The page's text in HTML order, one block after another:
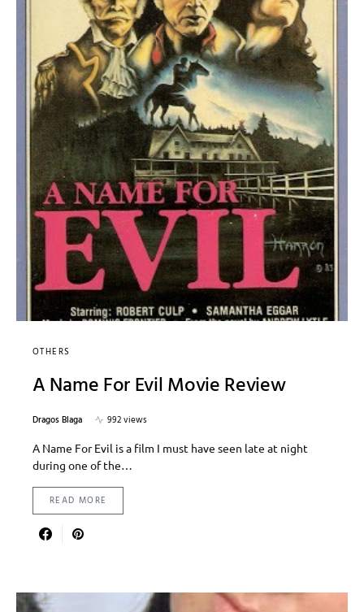
OTHERS
A Name For Evil Movie Review
Dragos Blaga
992 views
A Name For Evil is a film I must have seen late at night
during one of the…
READ MORE